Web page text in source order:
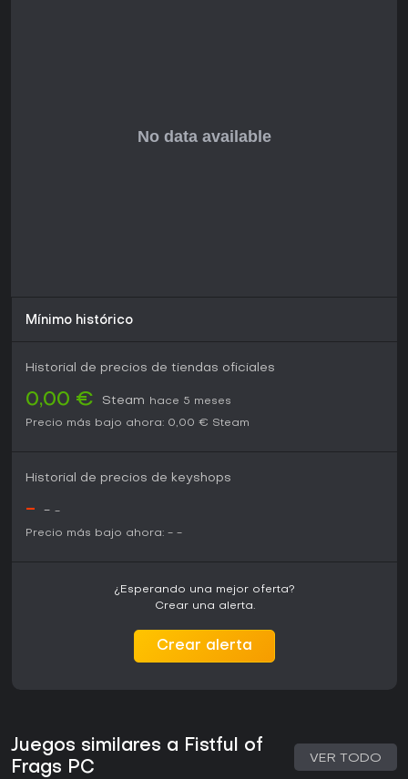
tiroteos exigentes en entornos western y contenido
Mínimo histórico
Historial de precios de tiendas oficiales
0,00 € Steam
hace 5 meses
Precio más bajo ahora: 0,00 € Steam
Historial de precios de keyshops
- - -
Precio más bajo ahora: - -
¿Esperando una mejor oferta?
Crear una alerta.
Crear alerta
Juegos similares a Fistful of
Frags PC
VER TODO